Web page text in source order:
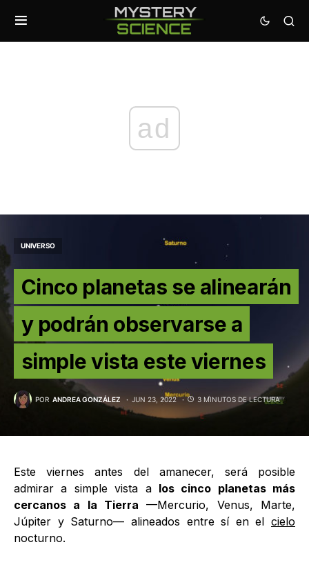
ad
UNIVERSO
Cinco planetas se alinearán
y podrán observarse a
simple vista este viernes
POR ANDREA GONZÁLEZ JUN 23, 2022 3 MINUTOS DE LECTURA
Este viernes antes del amanecer, será posible
admirar a simple vista a los cinco planetas más
cercanos a la Tierra —Mercurio, Venus, Marte,
Júpiter y Saturno— alineados entre sí en el cielo
nocturno.